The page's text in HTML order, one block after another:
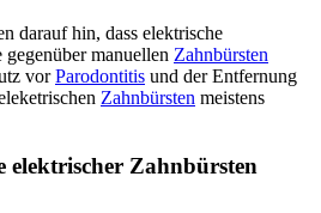
darauf hin, dass elektrische
manuellen Zahnbürsten
vorParodontitis und der Entfernung
Zahnbürsten meistens
elektrischer Zahnbürsten